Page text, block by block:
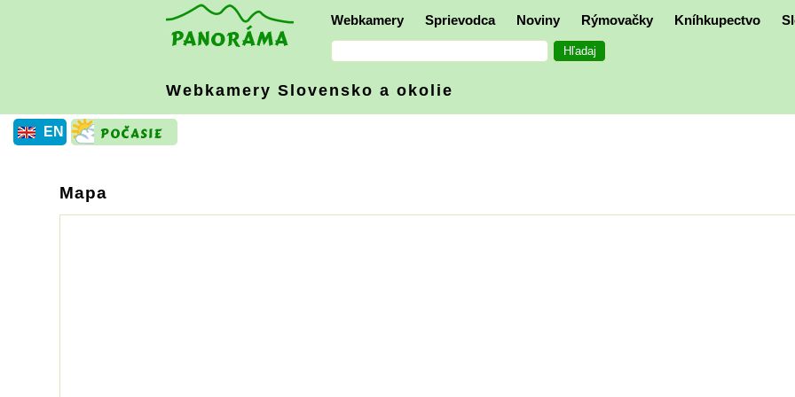
Webkamery Sprievodca Noviny Rýmovačky Kníhkupectvo
Webkamery Slovensko a okolie
EN
Mapa